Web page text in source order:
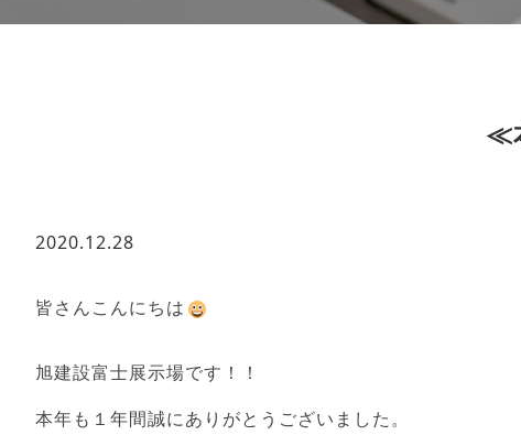
≪
2020.12.28
皆さんこんにちは
旭建設富士展示場です！！
本年も１年間誠にありがとうございました。